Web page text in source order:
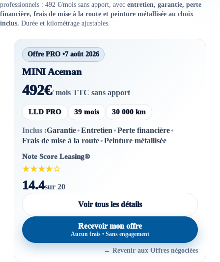
professionnels : 492 €/mois sans apport, avec entretien, garantie, perte
financière, frais de mise à la route et peinture métallisée au choix
inclus. Durée et kilométrage ajustables.
Offre PRO •7 août 2026
MINI Aceman
492€/ mois TTC sans apport
LLD PRO 39 mois 30 000 km
Inclus :Garantie•Entretien•Perte financière•
Frais de mise à la route•Peinture métallisée
Note Score Leasing®
★★★★☆
14.4sur 20
Voir tous les détails
Recevoir mon offre
Aucun frais • Sans engagement
← Revenir aux Offres négociées